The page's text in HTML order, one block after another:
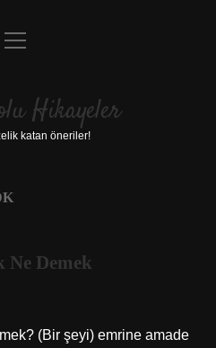
Uyarı
menüyü
Hikayeler
katan öneriler!
Demek
(Bir şeyi) emrine amade